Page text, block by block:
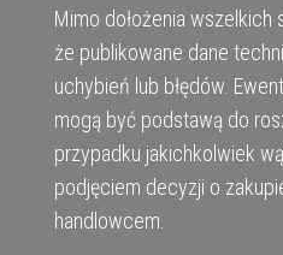
Mimo dołożenia wszelkich
że publikowane dane
uchybień lub błędów.
mogą być podstawą do
przypadku jakichkolwiek
podjęciem decyzji o
handlowcem.